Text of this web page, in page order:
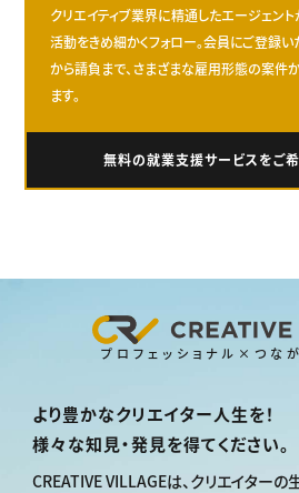
クリエイティブ業界に精通したエージェン
活動をきめ細かくフォロー。会員にご登録い
から請負まで、さまざまな雇用形態の案件
ます。
無料の就業支援サービスをご
プロフェッショナル×つな
より豊かなクリエイター人生を！
様々な知見・発見を得てください。
CREATIVE VILLAGEは、 クリエイターの